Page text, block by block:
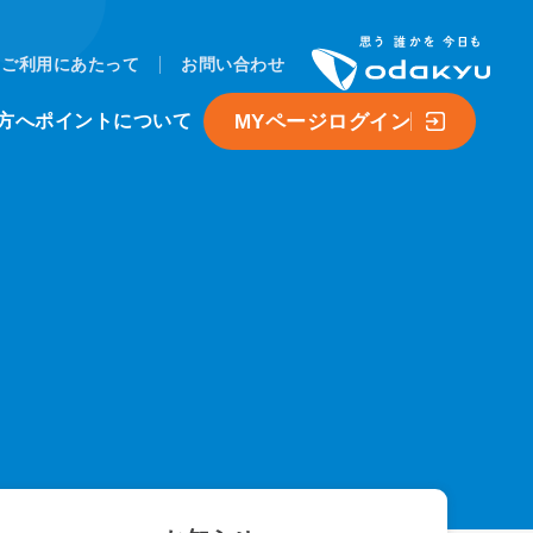
へポイントについて MYページログイン
ご利用にあたって お問い合わせ